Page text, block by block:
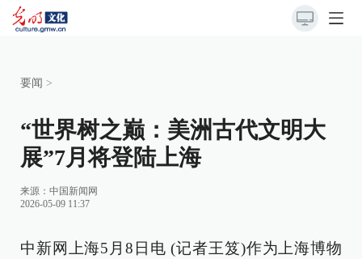
要闻 >
“世界树之巅：美洲古代文明大
展”7月将登陆上海
来源： 中国新闻网
2026-05-09 11:37
中新网上海5月8日电 (记者王笈)作为上海博物